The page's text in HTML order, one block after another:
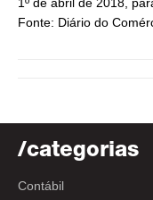
/categorias
Contábil
Fonte: Diário do